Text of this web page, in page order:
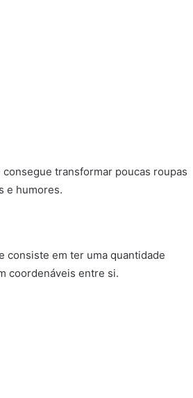
transformar poucas roupas
e humores.
consiste em ter uma quantidade
coordenáveis entre si.